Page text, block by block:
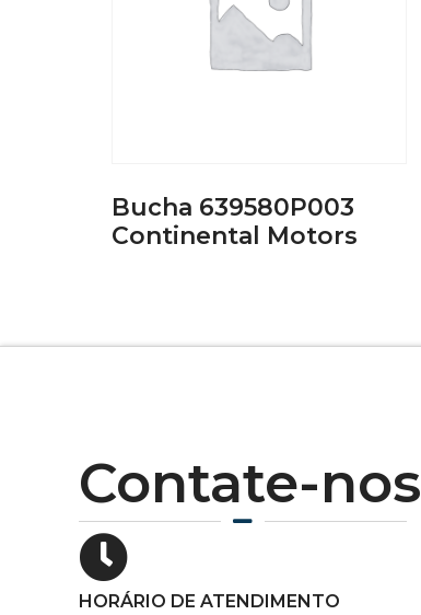
Bucha 639580P003
Continental Motors
Contate-nos
HORÁRIO DE ATENDIMENTO